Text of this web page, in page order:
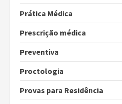
Prática Médica
Prescrição médica
Preventiva
Proctologia
Provas para Residência